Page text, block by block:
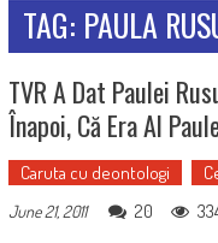
TAG: PAULA
TVR A Dat Paulei
Înapoi, Că Era Al
Caruta cu deontologi
June 21, 2011
20